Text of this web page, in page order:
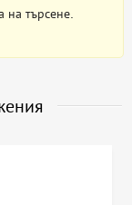
на търсене.